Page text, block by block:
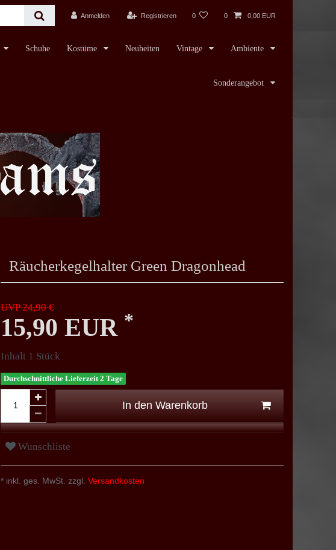
Anmelden Registrieren 0 0 0,00 EUR
Schuhe Kostüme Neuheiten Vintage Ambiente
Sonderangebot
Räucherkegelhalter Green Dragonhead
UVP 24,90 €
15,90 EUR *
Inhalt 1 Stück
Durchschnittliche Lieferzeit 2 Tage
In den Warenkorb
Wunschliste
* inkl. ges. MwSt. zzgl. Versandkosten